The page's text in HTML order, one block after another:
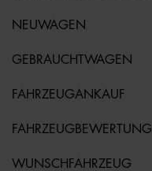
NEUWAGEN
GEBRAUCHTWAGEN
FAHRZEUGANKAUF
FAHRZEUGBEWERTUNG
WUNSCHFAHRZEUG